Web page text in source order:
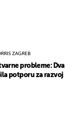
ZAGREB
probleme: Dva
potporu za razvoj